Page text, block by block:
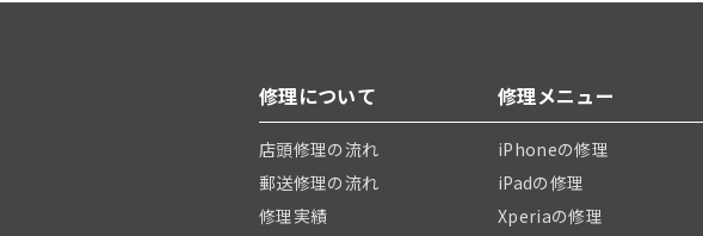
修理について
店頭修理の流れ
郵送修理の流れ
修理実績
修理メニュー
iPhoneの修理
iPadの修理
Xperiaの修理